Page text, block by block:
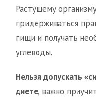
Растущему
придерживаться
пищи и получать
углеводы.
Нельзя допускать
диете, важно